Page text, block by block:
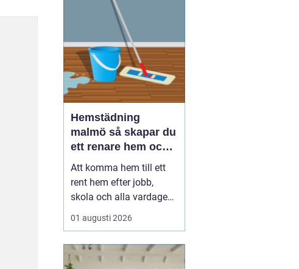
Hemstädning
malmö så skapar du
ett renare hem och
en lugnare vardag
Att komma hem till ett
rent hem efter jobb,
skola och alla vardagens
måsten gör stor skillnad
för både ork och humör.
därför att ta hjälpmed
01 augusti 2026